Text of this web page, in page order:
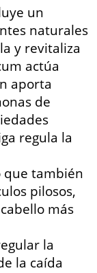
un
naturales
y revitaliza
actúa
aporta
de
regula la
que también
pilosos,
más
la
la caída